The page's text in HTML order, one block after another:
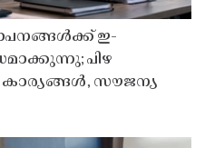
ഇ-
പിഴ
കാര്യങ്ങൾ, സൗജന്യ